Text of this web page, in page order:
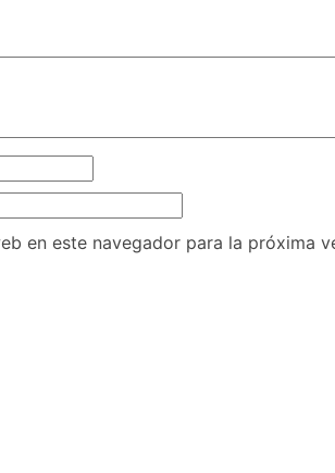
en este navegador para la próxima